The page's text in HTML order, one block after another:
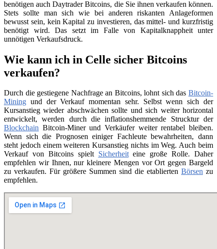
benötigen auch Daytrader Bitcoins, die Sie ihnen verkaufen können.
Stets sollte man sich wie bei anderen riskanten Anlageformen
bewusst sein, kein Kapital zu investieren, das mittel- und kurzfristig
benötigt wird. Das setzt im Falle von Kapitalknappheit unter
unnötigen Verkaufsdruck.
Wie kann ich in Celle sicher Bitcoins
verkaufen?
Durch die gestiegene Nachfrage an Bitcoins, lohnt sich das Bitcoin-
Mining und der Verkauf momentan sehr. Selbst wenn sich der
Kursanstieg wieder abschwächen sollte und sich weiter horizontal
entwickelt, werden durch die inflationshemmende Strucktur der
Blockchain Bitcoin-Miner und Verkäufer weiter rentabel bleiben.
Wenn sich die Prognosen einiger Fachleute bewahrheiten, dann
steht jedoch einem weiteren Kursanstieg nichts im Weg. Auch beim
Verkauf von Bitcoins spielt Sicherheiteine große Rolle. Daher
empfehlen wir Ihnen, nur kleinere Mengen vor Ort gegen Bargeld
zu verkaufen. Für größere Summen sind die etablierten Börsen zu
empfehlen.